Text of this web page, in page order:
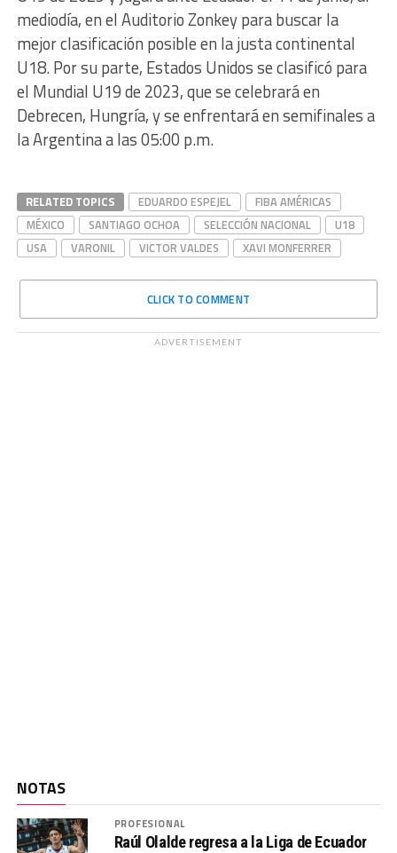
mediodía, en el Auditorio Zonkey para buscar la
mejor clasificación posible en la justa continental
U18. Por su parte, Estados Unidos se clasificó para
el Mundial U19 de 2023, que se celebrará en
Debrecen, Hungría, y se enfrentará en semifinales a
la Argentina a las 05:00 p.m.
RELATED TOPICS EDUARDO ESPEJEL
FIBA AMÉRICAS
MÉXICO
SANTIAGO OCHOA SELECCIÓN NACIONAL
U18
USA
VARONIL VICTOR VALDES XAVI MONFERRER
CLICK TO COMMENT
ADVERTISEMENT
NOTAS
PROFESIONAL
Raúl Olalde regresa a la Liga de Ecuador